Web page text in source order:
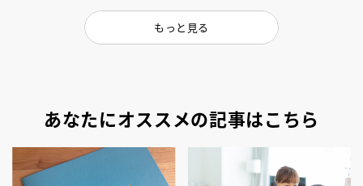
もっと見る
あなたにオススメの記事はこちら